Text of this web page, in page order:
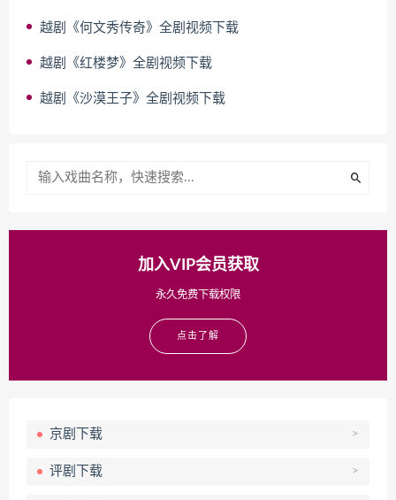
越剧《何文秀传奇》全剧视频下载
越剧《红楼梦》全剧视频下载
越剧《沙漠王子》全剧视频下载
加入VIP会员获取
永久免费下载权限
点击了解
京剧下载 >
评剧下载 >